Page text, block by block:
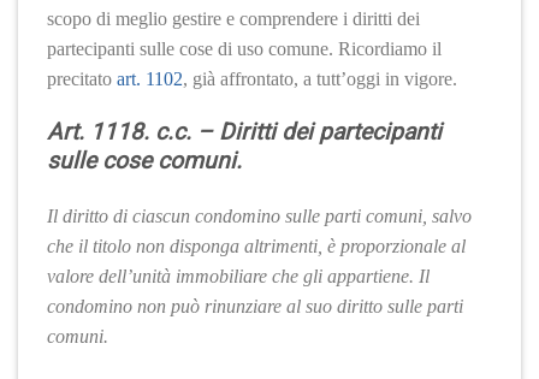
scopo di meglio gestire e comprendere i diritti dei
partecipanti sulle cose di uso comune. Ricordiamo il
precitato art. 1102, già affrontato, a tutt’oggi in vigore.
Art. 1118. c.c. – Diritti dei partecipanti
sulle cose comuni.
Il diritto di ciascun condomino sulle parti comuni, salvo
che il titolo non disponga altrimenti, è proporzionale al
valore dell’unità immobiliare che gli appartiene. Il
condomino non può rinunziare al suo diritto sulle parti
comuni.